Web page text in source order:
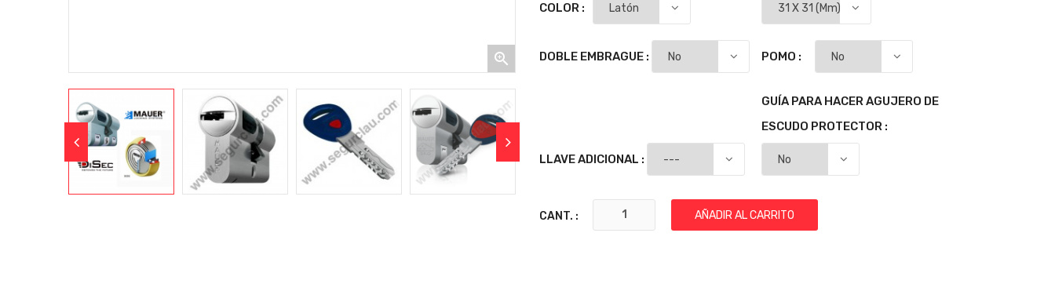

COLOR :
DOBLE EMBRAGUE : POMO :
LLAVE ADICIONAL :
GUÍA PARA HACER AGUJERO DE
ESCUDO PROTECTOR :
CANT. : AÑADIR AL CARRITO